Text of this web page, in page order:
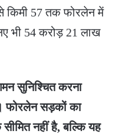
से किमी 57 तक फोरलेन में
भी 54 करोड़ 21 लाख
सुनिश्चित करना
फोरलेन सड़कों का
नहीं है, बल्कि यह